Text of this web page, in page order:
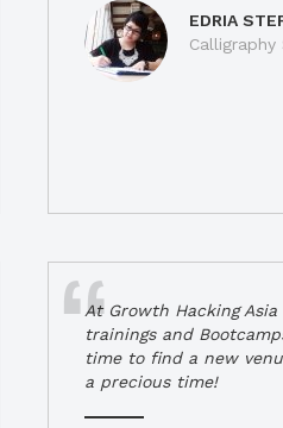
EDRIA
At Growth Hacking
trainings and
time to find a new
a precious time!